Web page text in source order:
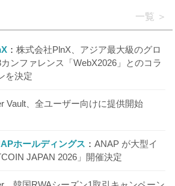
一覧
株式会社PlnX、アジア最大級のグロ
ンファレンス「WebX2026」とのコラ
を決定
Vault、全ユーザー向けに提供開始
ホールディングス
ANAP が大型イ
JAPAN 2026」開催決定